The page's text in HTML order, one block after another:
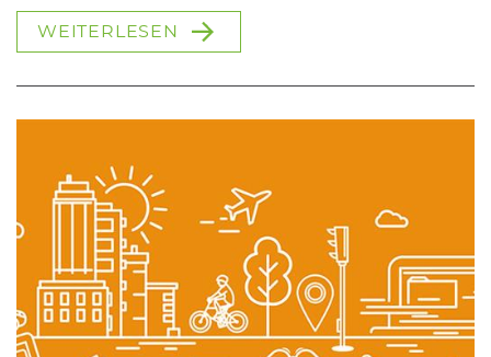
WEITERLESEN